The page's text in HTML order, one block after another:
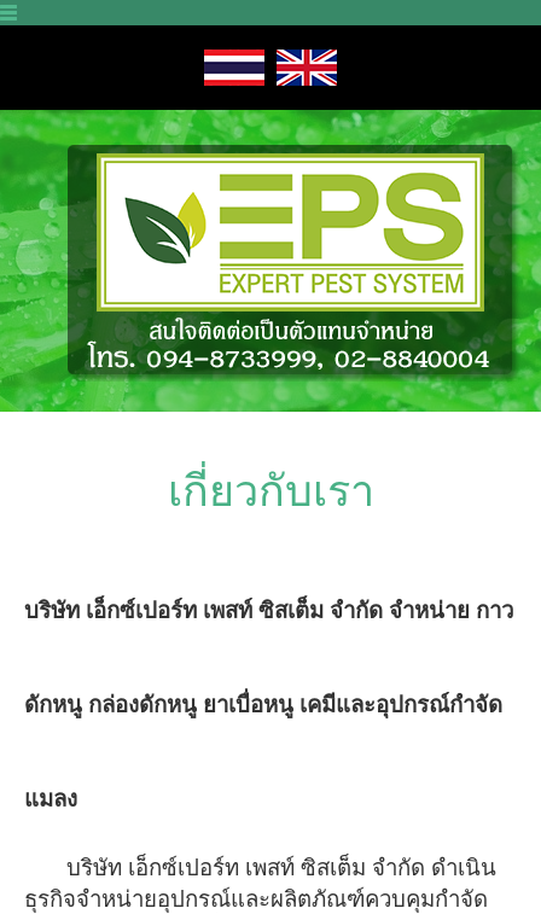
เกี่ยวกับเรา
บริษัท เอ็กซ์เปอร์ท เพสท์ ซิสเต็ม จำกัด จำหน่าย กาว
ดักหนู กล่องดักหนู ยาเบื่อหนู เคมีและอุปกรณ์กำจัด
แมลง
บริษัท เอ็กซ์เปอร์ท เพสท์ ซิสเต็ม จำกัด ดำเนิน
ธุรกิจจำหน่ายอุปกรณ์และผลิตภัณฑ์ควบคุมกำจัด